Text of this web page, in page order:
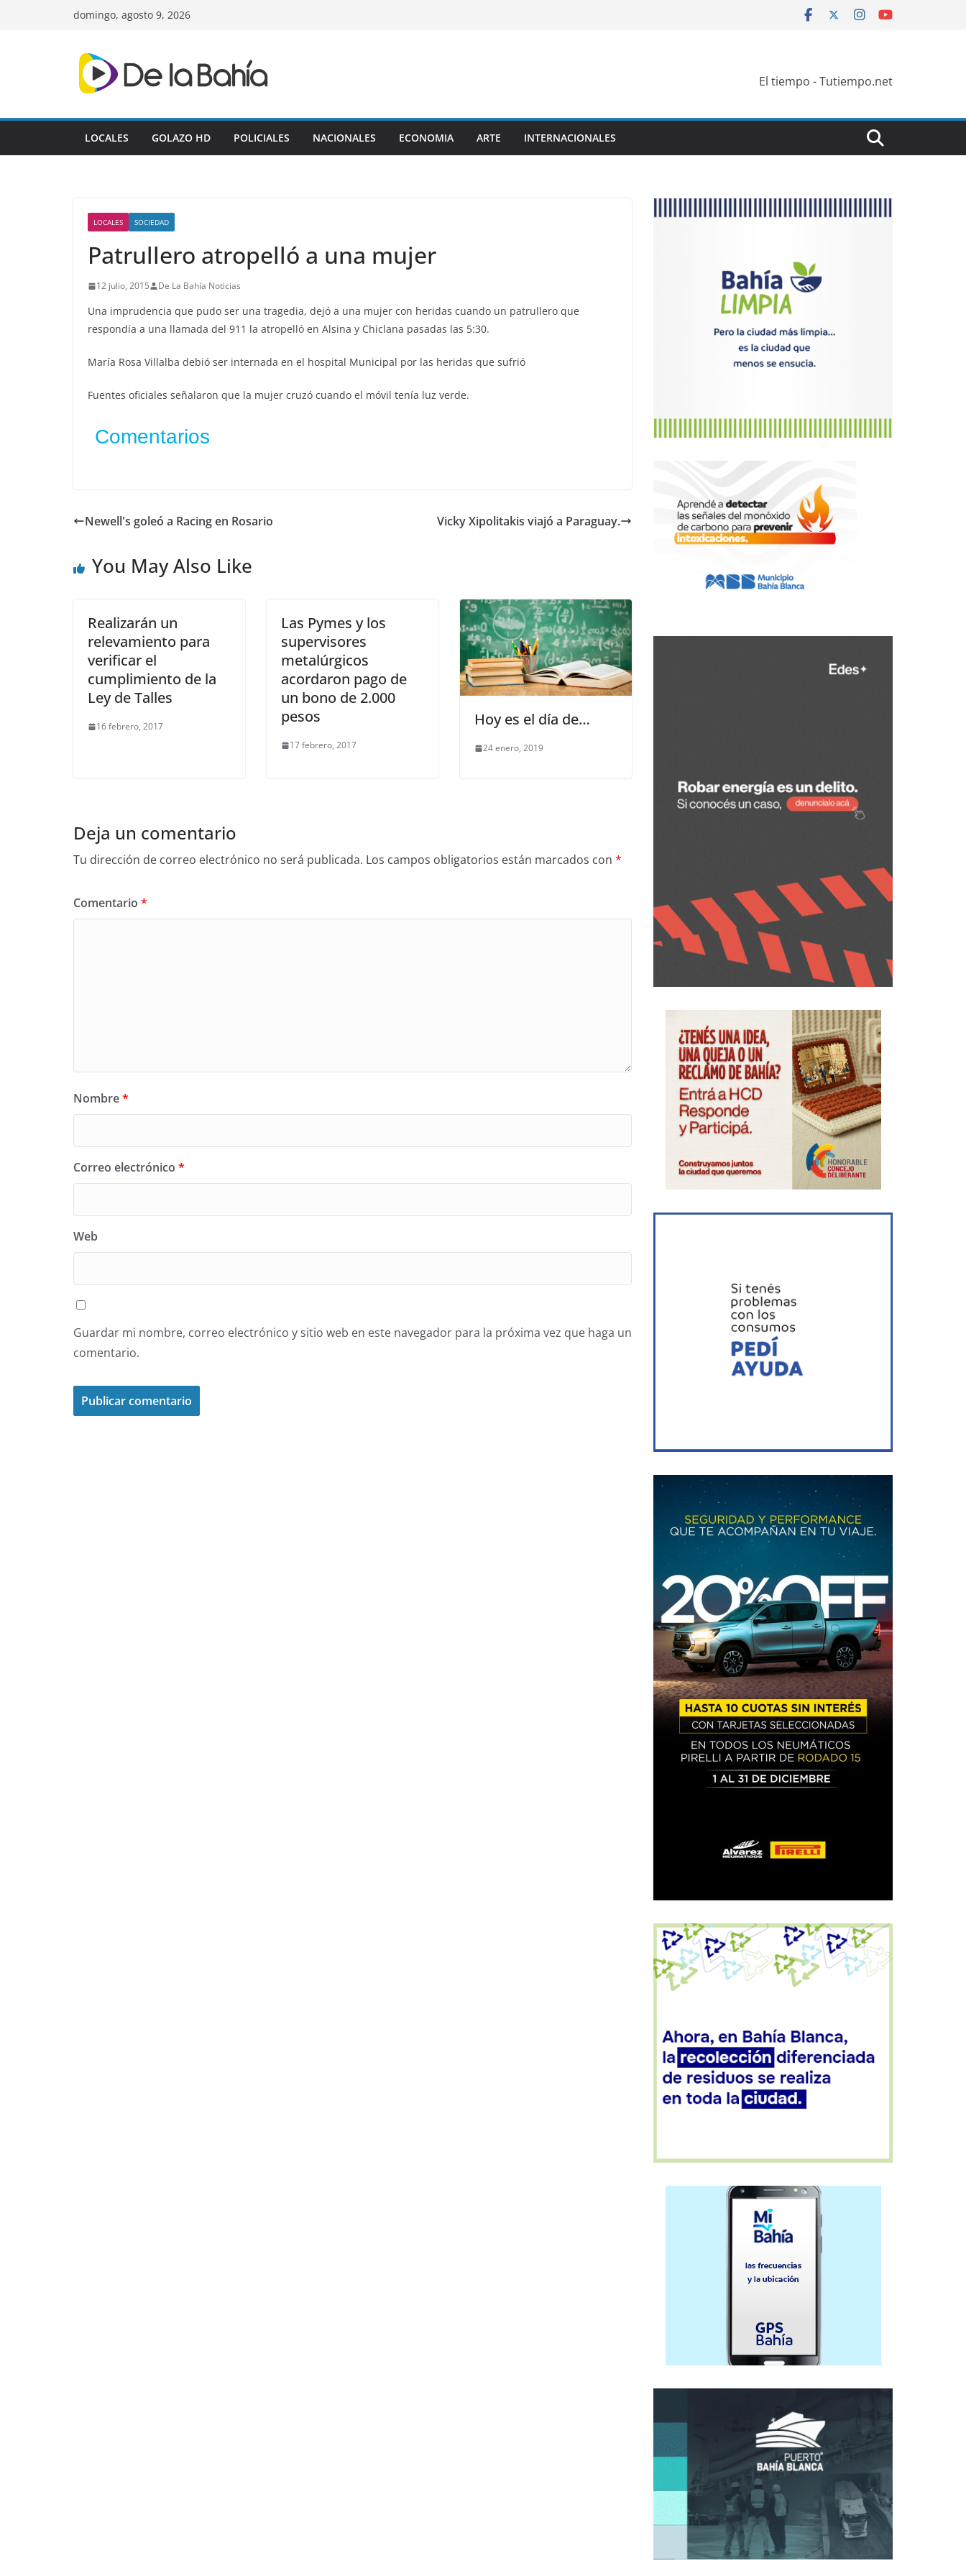
domingo, agosto 9, 2026
El tiempo - Tutiempo.net
LOCALES GOLAZO HD POLICIALES NACIONALES ECONOMIA ARTE INTERNACIONALES
LOCALES SOCIEDAD
Patrullero atropelló a una mujer
12 julio, 2015 De La Bahía Noticias
Una imprudencia que pudo ser una tragedia, dejó a una mujer con heridas cuando un patrullero que
respondía a una llamada del 911 la atropelló en Alsina y Chiclana pasadas las 5:30.
María Rosa Villalba debió ser internada en el hospital Municipal por las heridas que sufrió
Fuentes oficiales señalaron que la mujer cruzó cuando el móvil tenía luz verde.
Comentarios
Newell's goleó a Racing en Rosario Vicky Xipolitakis viajó a Paraguay.
You May Also Like
Realizarán un
relevamiento para
verificar el
cumplimiento de la
Ley de Talles
16 febrero, 2017
Las Pymes y los
supervisores
metalúrgicos
acordaron pago de
un bono de 2.000
pesos
17 febrero, 2017
Hoy es el día de…
24 enero, 2019
Deja un comentario
Tu dirección de correo electrónico no será publicada. Los campos obligatorios están marcados con *
Comentario *
Nombre*
Correo electrónico *
Web
Guardar mi nombre, correo electrónico y sitio web en este navegador para la próxima vez que haga un
comentario.